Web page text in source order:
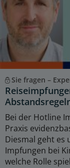
Sie fragen –
Bei der Hotline
Praxis
Diesmal geht es
Impfungen bei
welche Rolle